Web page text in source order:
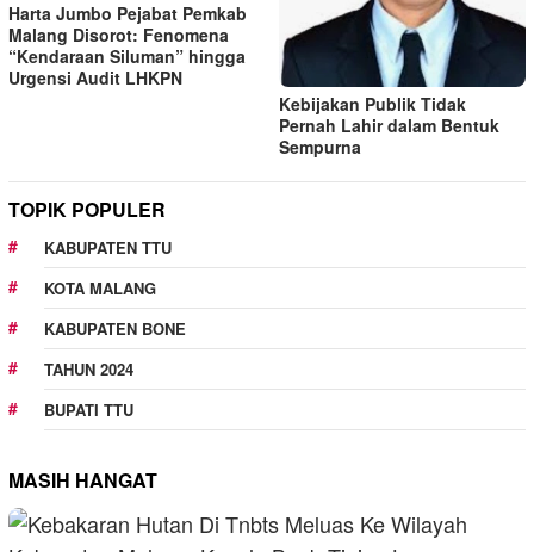
Harta Jumbo Pejabat Pemkab
Malang Disorot: Fenomena
“Kendaraan Siluman” hingga
Urgensi Audit LHKPN
Kebijakan Publik Tidak
Pernah Lahir dalam Bentuk
Sempurna
TOPIK POPULER
KABUPATEN TTU
KOTA MALANG
KABUPATEN BONE
TAHUN 2024
BUPATI TTU
MASIH HANGAT